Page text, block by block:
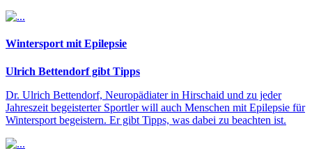
Wintersport mit Epilepsie
Ulrich Bettendorf gibt Tipps
Dr. Ulrich Bettendorf, Neuropädiater in Hirschaid und zu jeder
Jahreszeit begeisterter Sportler will auch Menschen mit Epilepsie für
Wintersport begeistern. Er gibt Tipps, was dabei zu beachten ist.